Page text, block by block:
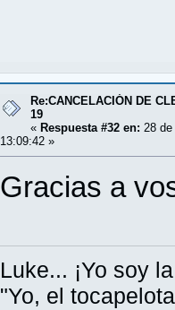
Re:CANCELACIÓN DE
19
« Respuesta #32 en: 28
13:09:42 »
Gracias a
Luke... ¡Yo soy
"Yo, el